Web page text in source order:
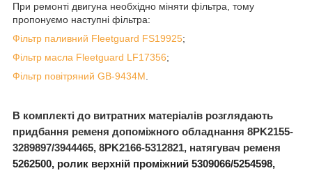
При ремонті двигуна необхідно міняти фільтра, тому
пропонуємо наступні фільтра:
Фільтр паливний Fleetguard FS19925;
Фільтр масла Fleetguard LF17356;
Фільтр повітряний GB-9434M.
В комплекті до витратних матеріалів розглядають
придбання ременя допоміжного обладнання 8PK2155-
3289897/3944465, 8PK2166-5312821, натягувач ременя
5262500, ролик верхній проміжний 5309066/5254598,